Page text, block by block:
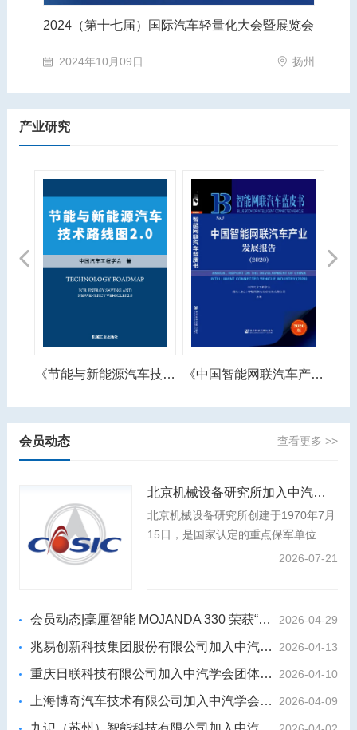
第十三届智能网联汽车技术年会
2026年05月21日 上海市·上海市
产业研究
Previous
《中国智能网联汽车产业发展报告》 《智能网联汽车产业人才需求预测报告》
Next
会员动态 查看更多 >>
北京机械设备研究所加入中汽学会团体会员
北京机械设备研究所创建于1970年7月
15日，是国家认定的重点保军单位、
装发专业组副组长单位，是我国航天事
2026-07-21
会员动态|毫厘智能 MOJANDA 330 荣获“2026年度影响力汽车芯片” 2026-04-29
兆易创新科技集团股份有限公司加入中汽学会团体会员 2026-04-13
重庆日联科技有限公司加入中汽学会团体会员 2026-04-10
上海博奇汽车技术有限公司加入中汽学会团体会员 2026-04-09